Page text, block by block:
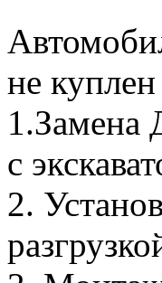
не
1.Замена
с
2.